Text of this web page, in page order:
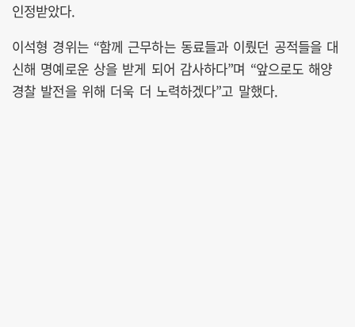
인정받았다.
이석형 경위는 “함께 근무하는 동료들과 이뤘던 공적들을 대
신해 명예로운 상을 받게 되어 감사하다”며 “앞으로도 해양
경찰 발전을 위해 더욱 더 노력하겠다”고 말했다.